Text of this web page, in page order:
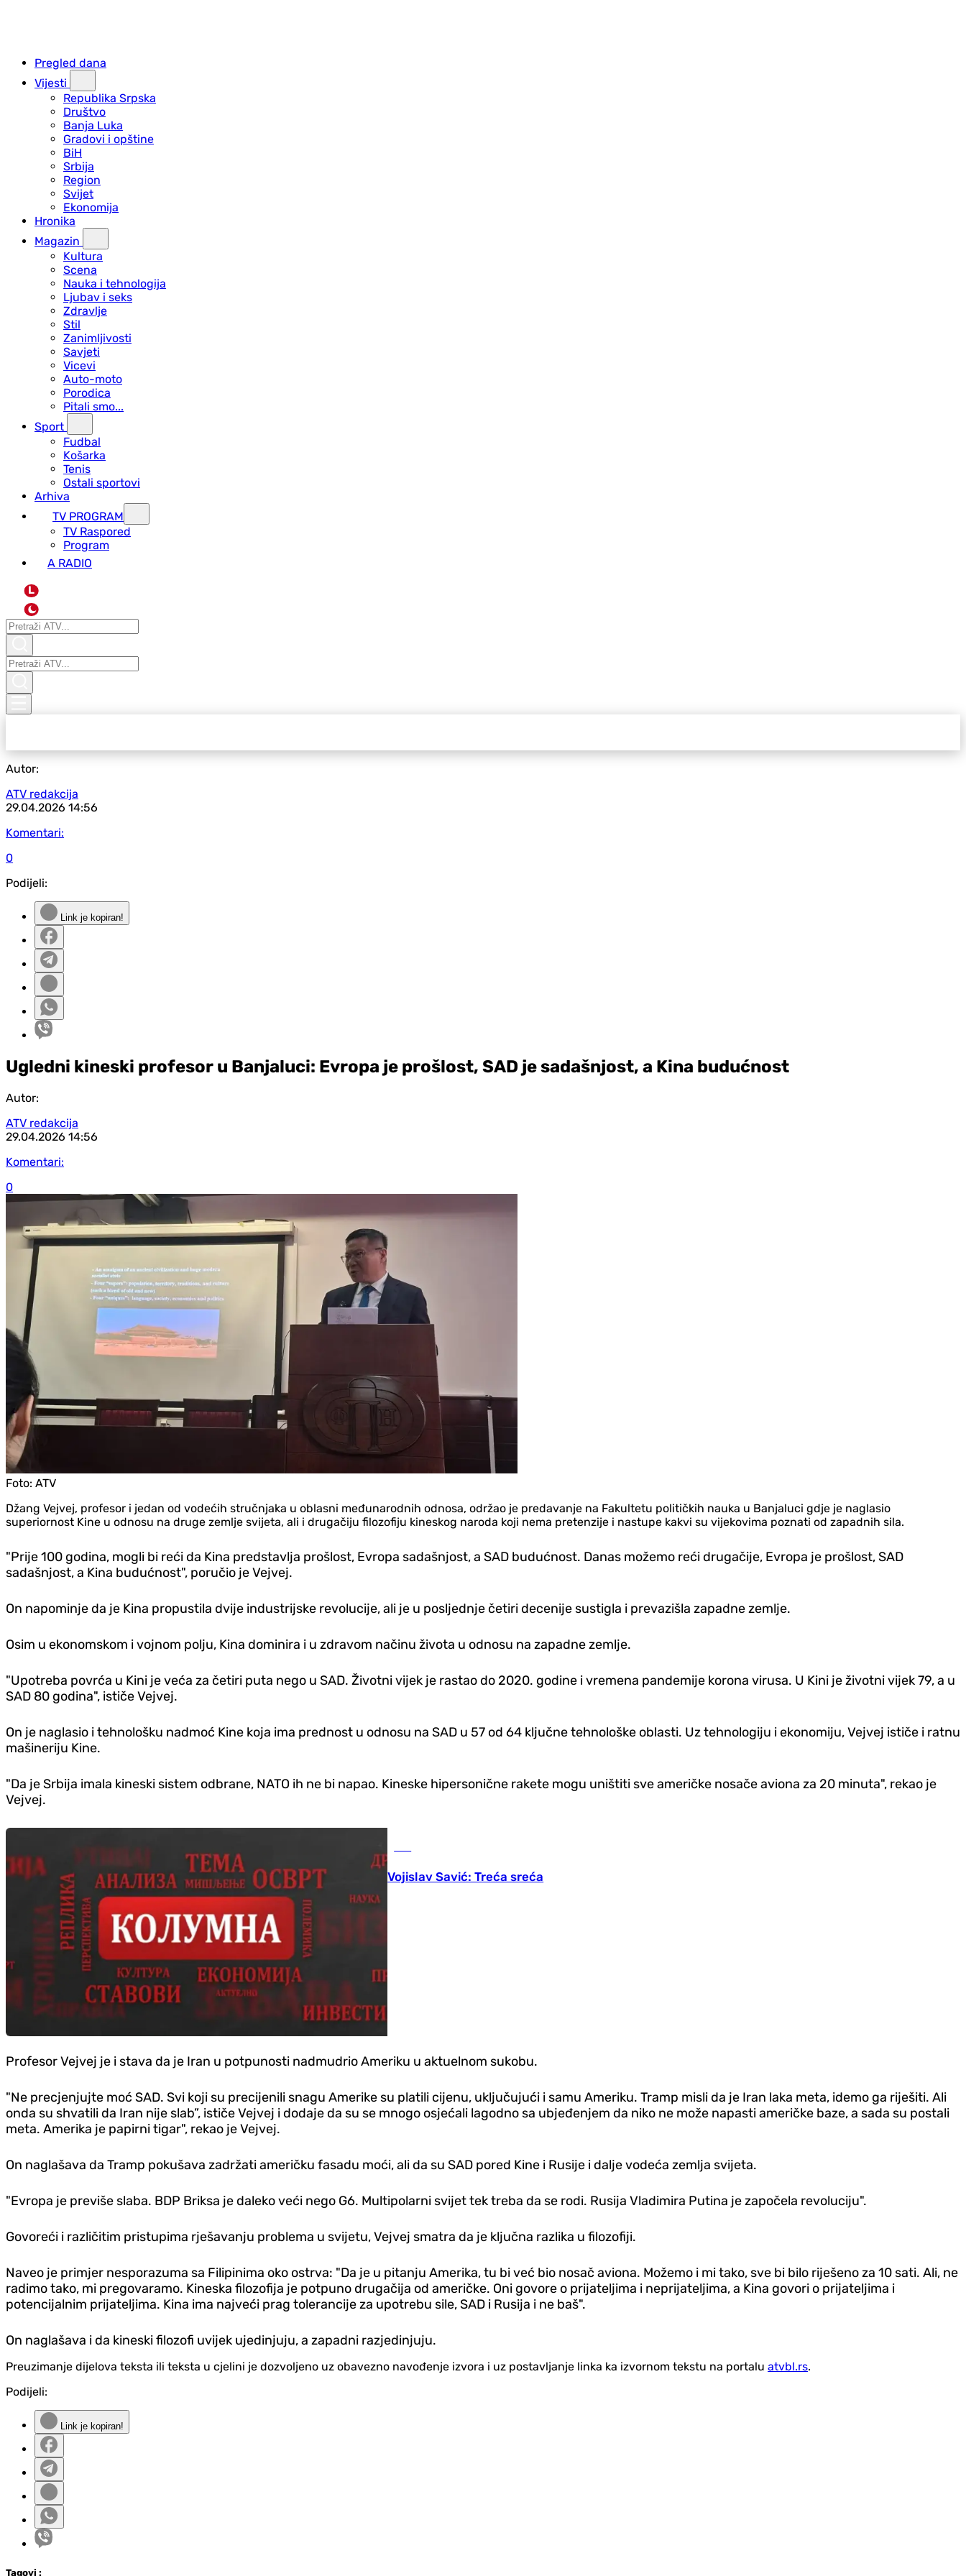
Pregled dana
Vijesti
Republika Srpska
Društvo
Banja Luka
Gradovi i opštine
BiH
Srbija
Region
Svijet
Ekonomija
Hronika
Magazin
Kultura
Scena
Nauka i tehnologija
Ljubav i seks
Zdravlje
Stil
Zanimljivosti
Savjeti
Vicevi
Auto-moto
Porodica
Pitali smo...
Sport
Fudbal
Košarka
Tenis
Ostali sportovi
Arhiva
TV PROGRAM
ТV Raspored
Program
A RADIO
L
Autor:
ATV redakcija
29.04.2026 14:56
Komentari:
0
Podijeli:
Link je kopiran!
Ugledni kineski profesor u Banjaluci: Evropa je prošlost, SAD je sadašnjost, a Kina budućnost
Autor:
ATV redakcija
29.04.2026 14:56
Komentari:
0
Foto: ATV
Džang Vejvej, profesor i jedan od vodećih stručnjaka u oblasni međunarodnih odnosa, održao je predavanje na Fakultetu političkih nauka u Banjaluci gdje je naglasio
superiornost Kine u odnosu na druge zemlje svijeta, ali i drugačiju filozofiju kineskog naroda koji nema pretenzije i nastupe kakvi su vijekovima poznati od zapadnih sila.
"Prije 100 godina, mogli bi reći da Kina predstavlja prošlost, Evropa sadašnjost, a SAD budućnost. Danas možemo reći drugačije, Evropa je prošlost, SAD
sadašnjost, a Kina budućnost", poručio je Vejvej.
On napominje da je Kina propustila dvije industrijske revolucije, ali je u posljednje četiri decenije sustigla i prevazišla zapadne zemlje.
Osim u ekonomskom i vojnom polju, Kina dominira i u zdravom načinu života u odnosu na zapadne zemlje.
"Upotreba povrća u Kini je veća za četiri puta nego u SAD. Životni vijek je rastao do 2020. godine i vremena pandemije korona virusa. U Kini je životni vijek 79, a u
SAD 80 godina", ističe Vejvej.
On je naglasio i tehnološku nadmoć Kine koja ima prednost u odnosu na SAD u 57 od 64 ključne tehnološke oblasti. Uz tehnologiju i ekonomiju, Vejvej ističe i ratnu
mašineriju Kine.
"Da je Srbija imala kineski sistem odbrane, NATO ih ne bi napao. Kineske hipersonične rakete mogu uništiti sve američke nosače aviona za 20 minuta", rekao je
Vejvej.
Vojislav Savić: Treća sreća
Profesor Vejvej je i stava da je Iran u potpunosti nadmudrio Ameriku u aktuelnom sukobu.
"Ne precjenjujte moć SAD. Svi koji su precijenili snagu Amerike su platili cijenu, uključujući i samu Ameriku. Tramp misli da je Iran laka meta, idemo ga riješiti. Ali
onda su shvatili da Iran nije slab”, ističe Vejvej i dodaje da su se mnogo osjećali lagodno sa ubjeđenjem da niko ne može napasti američke baze, a sada su postali
meta. Amerika je papirni tigar", rekao je Vejvej.
On naglašava da Tramp pokušava zadržati američku fasadu moći, ali da su SAD pored Kine i Rusije i dalje vodeća zemlja svijeta.
"Evropa je previše slaba. BDP Briksa je daleko veći nego G6. Multipolarni svijet tek treba da se rodi. Rusija Vladimira Putina je započela revoluciju".
Govoreći i različitim pristupima rješavanju problema u svijetu, Vejvej smatra da je ključna razlika u filozofiji.
Naveo je primjer nesporazuma sa Filipinima oko ostrva: "Da je u pitanju Amerika, tu bi već bio nosač aviona. Možemo i mi tako, sve bi bilo riješeno za 10 sati. Ali, ne
radimo tako, mi pregovaramo. Kineska filozofija je potpuno drugačija od američke. Oni govore o prijateljima i neprijateljima, a Kina govori o prijateljima i
potencijalnim prijateljima. Kina ima najveći prag tolerancije za upotrebu sile, SAD i Rusija i ne baš".
On naglašava i da kineski filozofi uvijek ujedinjuju, a zapadni razjedinjuju.
Preuzimanje dijelova teksta ili teksta u cjelini je dozvoljeno uz obavezno navođenje izvora i uz postavljanje linka ka izvornom tekstu na portalu atvbl.rs.
Podijeli:
Link je kopiran!
Tagovi :